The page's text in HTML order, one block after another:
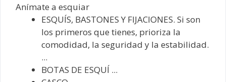
Anímate a esquiar
ESQUÍS, BASTONES Y FIJACIONES. Si son
los primeros que tienes, prioriza la
comodidad, la seguridad y la estabilidad.
...
BOTAS DE ESQUÍ ...